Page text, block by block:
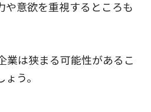
や意欲を重視するところも
業は狭まる可能性があるこ
う。